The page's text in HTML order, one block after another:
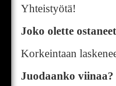
Yhteistyötä!
Joko olette
Korkeintaan
Juodaanko viinaa?